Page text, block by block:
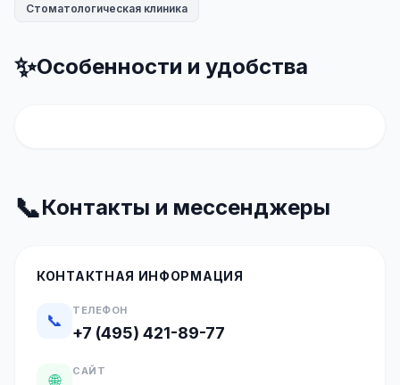
Стоматологическая клиника
✨Особенности и удобства
📞Контакты и мессенджеры
КОНТАКТНАЯ ИНФОРМАЦИЯ
📞
ТЕЛЕФОН
+7 (495) 421-89-77
🌐
САЙТ